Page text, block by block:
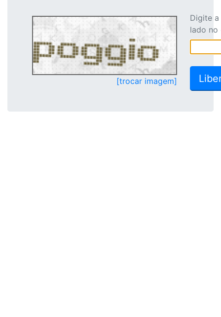
[trocar imagem]
Digite
lado no